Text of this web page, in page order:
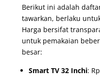
Berikut ini adalah
tawarkan, berlaku
Harga bersifat
untuk pemakaian
besar:
Smart TV 32 Inchi: